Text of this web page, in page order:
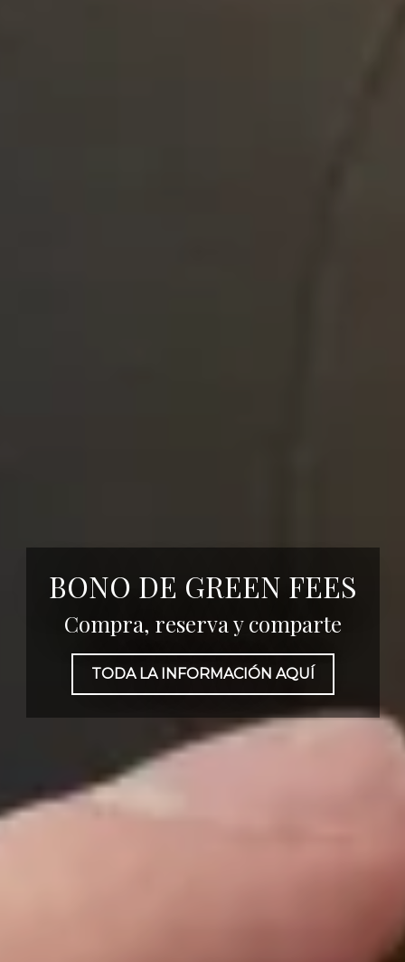
LA FINCA GOLF
TIME TO PLAY
¡RESERVA TU GREEN FEE YA!
BONO DE GREEN FEES
Compra, reserva y comparte
TODA LA INFORMACIÓN AQUÍ
Calendario de Torneos
2025
VER CALENDARIO